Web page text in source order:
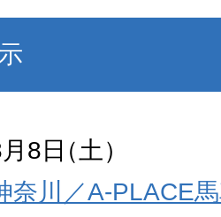
8日（土）
奈川／A-PLACE